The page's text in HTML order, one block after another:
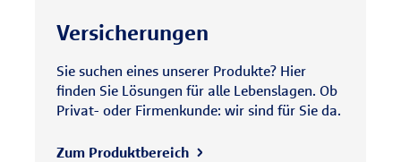
Versicherungen
Sie suchen eines unserer Produkte? Hier
finden Sie Lösungen für alle Lebenslagen. Ob
Privat- oder Firmenkunde: wir sind für Sie da.
Zum Produktbereich